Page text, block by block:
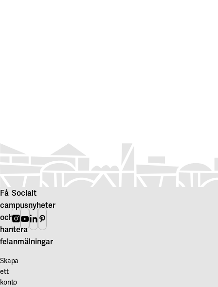
Få
campusnyheter
och
hantera
felanmälningar
Skapa
ett
konto
Socialt
Instagram
Youtube
Linkedin
Pinterest